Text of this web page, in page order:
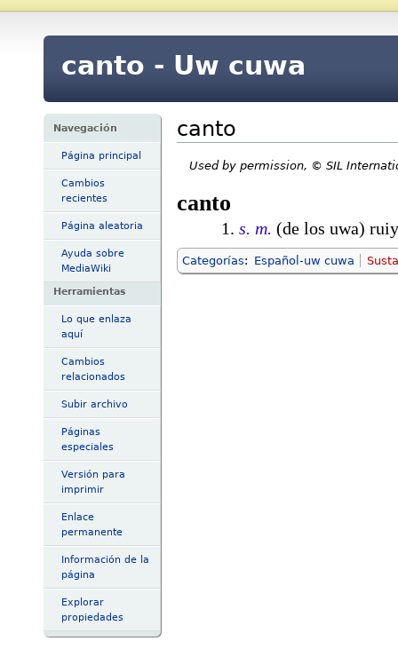
canto - Uw cuwa
Navegación
Página principal
Cambios
recientes
Página aleatoria
Ayuda sobre
MediaWiki
Herramientas
Lo que enlaza
aquí
Cambios
relacionados
Subir archivo
Páginas
especiales
Versión para
imprimir
Enlace
permanente
Información de la
página
Explorar
propiedades
canto
Used by permission, © SIL
canto
s. m. (de los uwa)
Categorías: Español-uw cuwa